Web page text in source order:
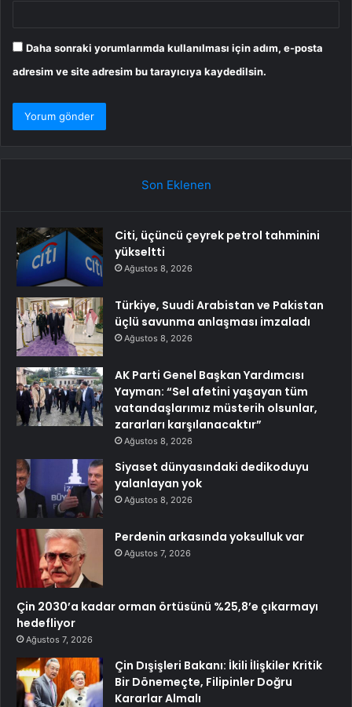
Daha sonraki yorumlarımda kullanılması için adım, e-posta
adresim ve site adresim bu tarayıcıya kaydedilsin.
Son Eklenen
Citi, üçüncü çeyrek petrol tahminini
yükseltti
Ağustos 8, 2026
Türkiye, Suudi Arabistan ve Pakistan
üçlü savunma anlaşması imzaladı
Ağustos 8, 2026
AK Parti Genel Başkan Yardımcısı
Yayman: “Sel afetini yaşayan tüm
vatandaşlarımız müsterih olsunlar,
zararları karşılanacaktır”
Ağustos 8, 2026
Siyaset dünyasındaki dedikoduyu
yalanlayan yok
Ağustos 8, 2026
Perdenin arkasında yoksulluk var
Ağustos 7, 2026
Çin 2030’a kadar orman örtüsünü %25,8’e çıkarmayı
hedefliyor
Ağustos 7, 2026
Çin Dışişleri Bakanı: İkili İlişkiler Kritik
Bir Dönemeçte, Filipinler Doğru
Kararlar Almalı